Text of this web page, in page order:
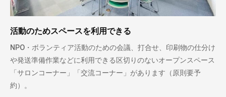
活動のためスペースを利用できる
NPO・ボランティア活動のための会議、打合せ、印刷物の仕分け
や発送準備作業などに利用できる区切りのないオープンスペース
「サロンコーナー」「交流コーナー」があります（原則要予
約）。